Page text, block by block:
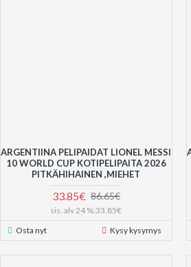
ARGENTIINA PELIPAIDAT LIONEL MESSI
10 WORLD CUP KOTIPELIPAITA 2026
PITKÄHIHAINEN ,MIEHET
33.85€ 86.65€
sis. alv 24 %:33.85€
Osta nyt
Kysy kysymys